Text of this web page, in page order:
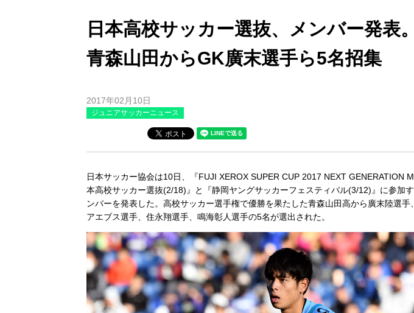
日本高校サッカー選抜、メンバー発表
青森山田からGK廣末選手ら5名招集
2017年02月10日
ジュニアサッカーニュース
日本サッカー協会は10日、『FUJI XEROX SUPER CUP 2017 NEXT GENERATION
本高校サッカー選抜(2/18)』と『静岡ヤングサッカーフェスティバル(3/12)』に参加
ンバーを発表した。高校サッカー選手権で優勝を果たした青森山田高から廣末陸選
アエブス選手、住永翔選手、鳴海彰人選手の5名が選出された。